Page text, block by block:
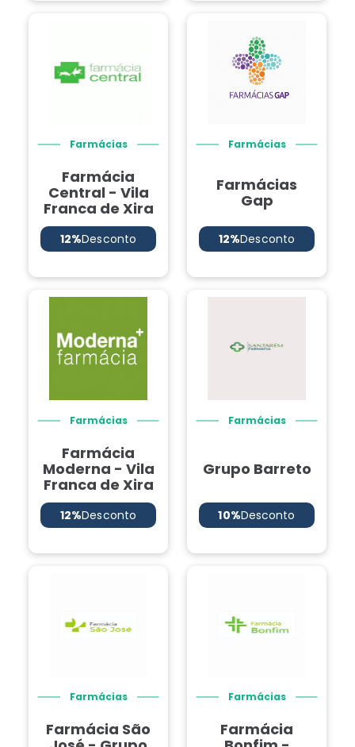
Farmácias
Farmácia
Central - Vila
Franca de Xira
12%Desconto
Farmácias
Farmácias
Gap
12%Desconto
Farmácias
Farmácia
Moderna - Vila
Franca de Xira
12%Desconto
Farmácias
Grupo Barreto
10%Desconto
Farmácias
Farmácia São
Farmácias
Farmácia